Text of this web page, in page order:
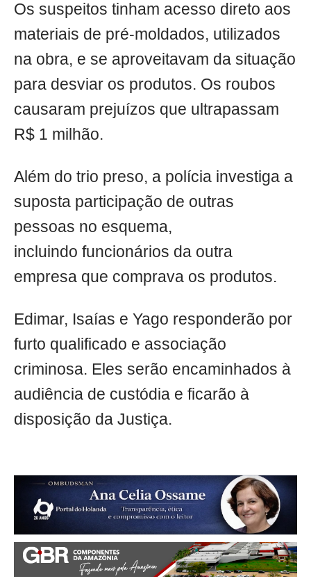
Os suspeitos tinham acesso direto aos
materiais de pré-moldados, utilizados
na obra, e se aproveitavam da situação
para desviar os produtos. Os roubos
causaram prejuízos que ultrapassam
R$ 1 milhão.
Além do trio preso, a polícia investiga a
suposta participação de outras
pessoas no esquema,
incluindo funcionários da outra
empresa que comprava os produtos.
Edimar, Isaías e Yago responderão por
furto qualificado e associação
criminosa. Eles serão encaminhados à
audiência de custódia e ficarão à
disposição da Justiça.